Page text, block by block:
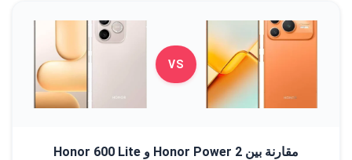
VS
مقارنة بين Honor Power 2 و Honor 600 Lite